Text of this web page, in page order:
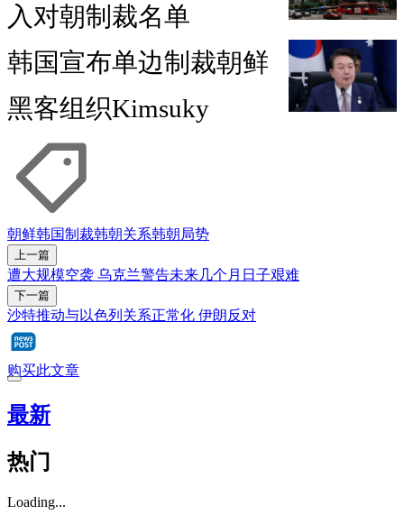
入对朝制裁名单
韩国宣布单边制裁朝鲜
黑客组织Kimsuky
朝鲜韩国制裁韩朝关系韩朝局势
上一篇
遭大规模空袭 乌克兰警告未来几个月日子艰难
下一篇
沙特推动与以色列关系正常化 伊朗反对
购买此文章
最新
热门
Loading...